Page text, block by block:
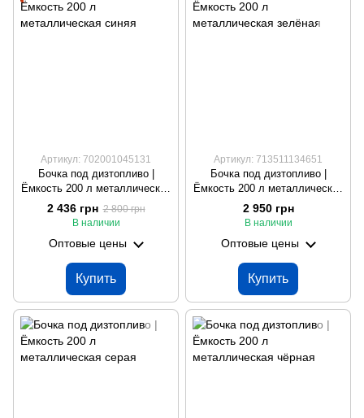
Артикул: 702001045131
Бочка под дизтопливо |
Ёмкость 200 л металлическая
синяя
2 436 грн 2 800 грн
В наличии
Оптовые цены
Купить
Артикул: 713511134651
Бочка под дизтопливо |
Ёмкость 200 л металлическая
зелёная
2 950 грн
В наличии
Оптовые цены
Купить